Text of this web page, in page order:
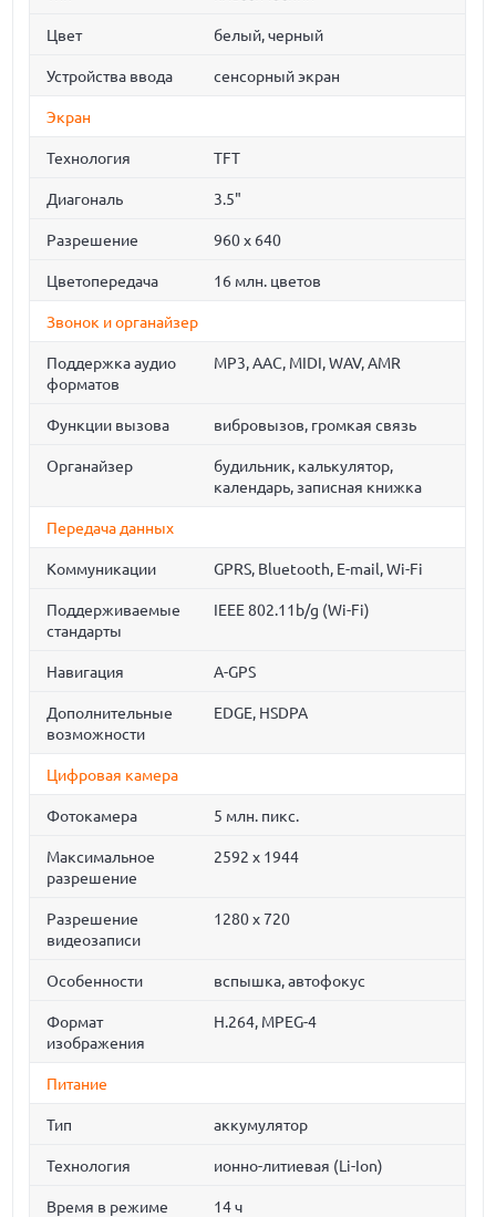
Цвет белый, черный
Устройства ввода сенсорный экран
Экран
Технология TFT
Диагональ 3.5"
Разрешение 960 x 640
Цветопередача 16 млн. цветов
Звонок и органайзер
Поддержка аудио
форматов
MP3, AAC, MIDI, WAV, AMR
Функции вызова вибровызов, громкая связь
Органайзер
будильник, калькулятор,
календарь, записная книжка
Передача данных
Коммуникации GPRS, Bluetooth, E-mail, Wi-Fi
Поддерживаемые
стандарты
IEEE 802.11b/g (Wi-Fi)
Навигация A-GPS
Дополнительные
возможности
EDGE, HSDPA
Цифровая камера
Фотокамера 5 млн. пикс.
Максимальное
разрешение
2592 x 1944
Разрешение
видеозаписи
1280 x 720
Особенности вспышка, автофокус
Формат
изображения
H.264, MPEG-4
Питание
Тип аккумулятор
Технология ионно-литиевая (Li-Ion)
Время в режиме
14 ч